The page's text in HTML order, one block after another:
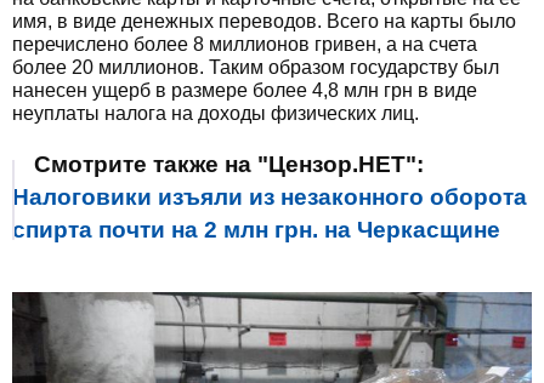
имя, в виде денежных переводов. Всего на карты было
перечислено более 8 миллионов гривен, а на счета
более 20 миллионов. Таким образом государству был
нанесен ущерб в размере более 4,8 млн грн в виде
неуплаты налога на доходы физических лиц.
Смотрите также на "Цензор.НЕТ":
Налоговики изъяли из незаконного оборота
спирта почти на 2 млн грн. на Черкасщине